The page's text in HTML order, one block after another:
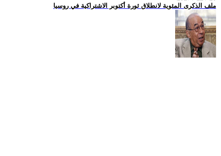
ملف الذكرى المئوية لانطلاق ثورة أكتوبر الاشتراكية في روسيا